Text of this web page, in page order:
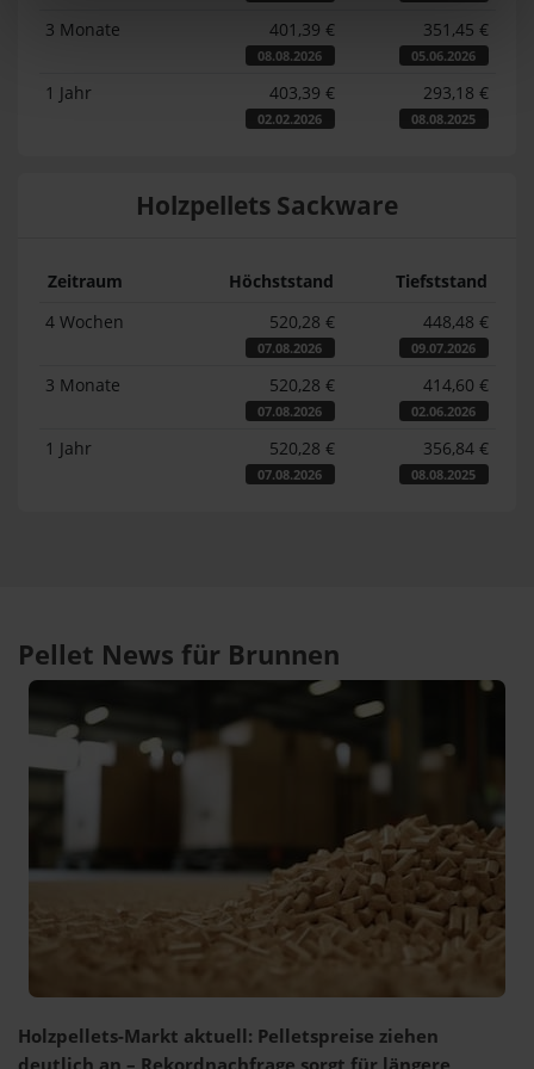
3 Monate 401,39 €
08.08.2026
351,45 €
05.06.2026
1 Jahr 403,39 €
02.02.2026
293,18 €
08.08.2025
Holzpellets Sackware
Zeitraum Höchststand
Tiefststand
4 Wochen
520,28 €
07.08.2026
448,48 €
09.07.2026
3 Monate 520,28 €
07.08.2026
414,60 €
02.06.2026
1 Jahr 520,28 €
07.08.2026
356,84 €
08.08.2025
Pellet News für Brunnen
Holzpellets-Markt aktuell: Pelletspreise ziehen